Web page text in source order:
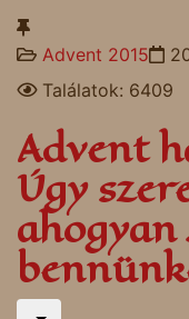
Advent 2015
Találatok: 6409
Advent
Úgy